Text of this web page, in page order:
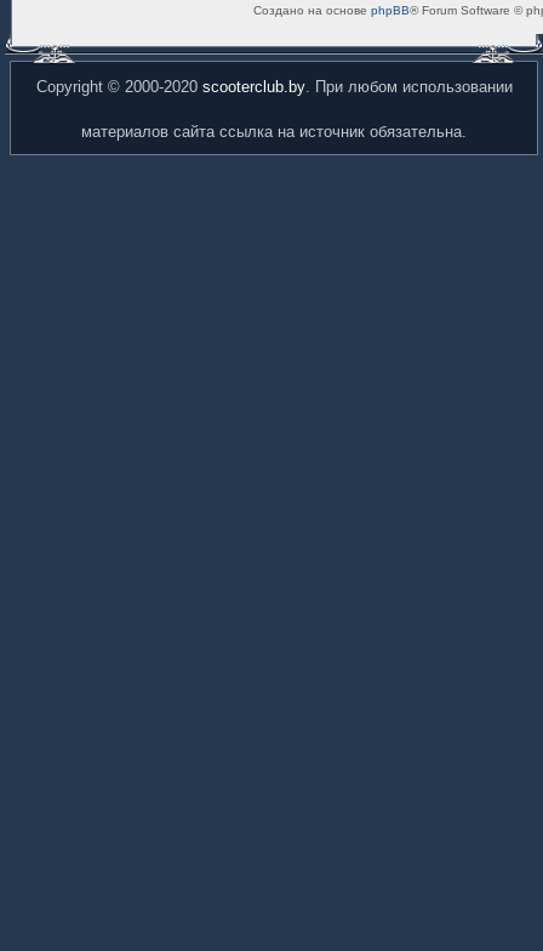
Создано на основе phpBB® Forum Software ©
Copyright © 2000-2020 scooterclub.by. При любом использовании
материалов сайта ссылка на источник обязательна.